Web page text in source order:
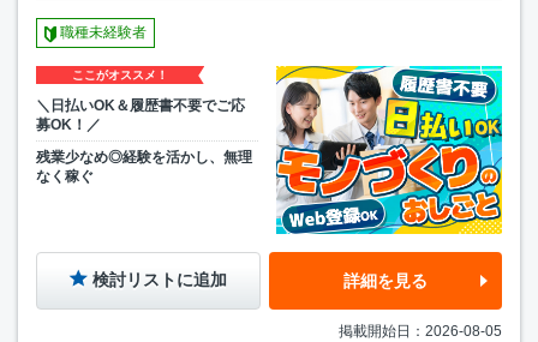
職種未経験者
ここがオススメ！
＼日払いOK＆履歴書不要でご応
募OK！／
残業少なめ◎経験を活かし、無理
なく稼ぐ
検討リストに追加 詳細を見る
掲載開始日：2026-08-05